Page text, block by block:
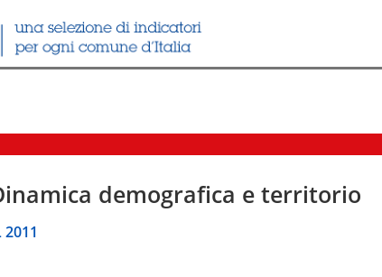
demografica e territorio
2011